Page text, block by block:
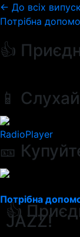
← До всіх
Потрібна
👍
📱
RadioPlayer
🎫
Потрібна
👍
JAZZ!